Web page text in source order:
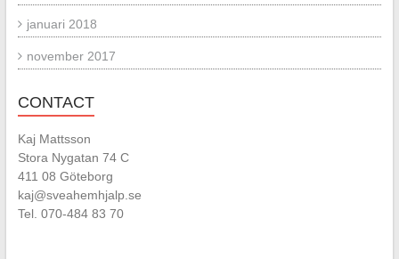
januari 2018
november 2017
CONTACT
Kaj Mattsson
Stora Nygatan 74 C
411 08 Göteborg
kaj@sveahemhjalp.se
Tel. 070-484 83 70